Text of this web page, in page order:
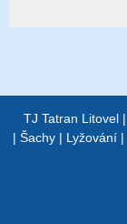
TJ Tatran Litovel |
| Šachy| Lyžování|